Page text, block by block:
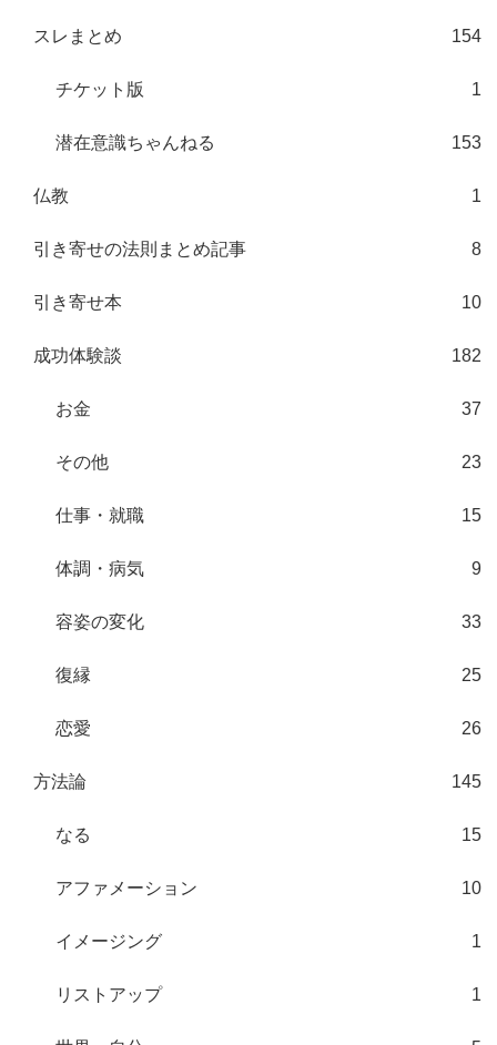
スレまとめ 154
チケット版 1
潜在意識ちゃんねる 153
仏教 1
引き寄せの法則まとめ記事 8
引き寄せ本 10
成功体験談 182
お金 37
その他 23
仕事・就職 15
体調・病気 9
容姿の変化 33
復縁 25
恋愛 26
方法論 145
なる 15
アファメーション 10
イメージング 1
リストアップ 1